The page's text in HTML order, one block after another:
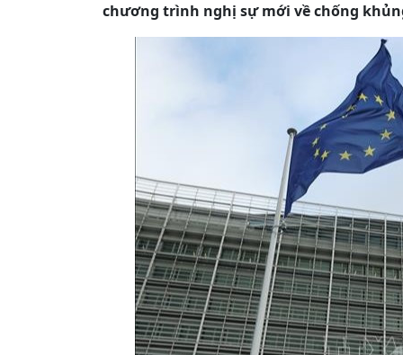
chương trình nghị sự mới về chống